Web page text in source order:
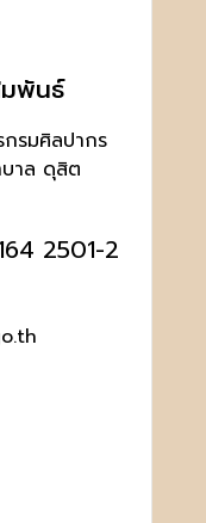
มพันธ์
รมศิลปากร
าล ดุสิต
2501-2